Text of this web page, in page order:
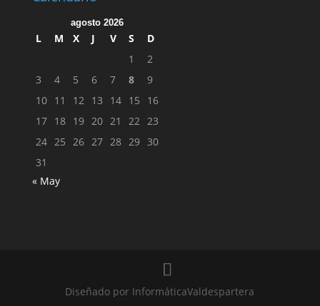
agosto 2026
L M X J V S
D
1
2
3
4 5 6 7 8
9
10 11 12 13 14 15
16
17 18 19 20 21 22 23
24 25 26 27 28 29 30
31
« May
Diseñado por InformáticaValdespartera